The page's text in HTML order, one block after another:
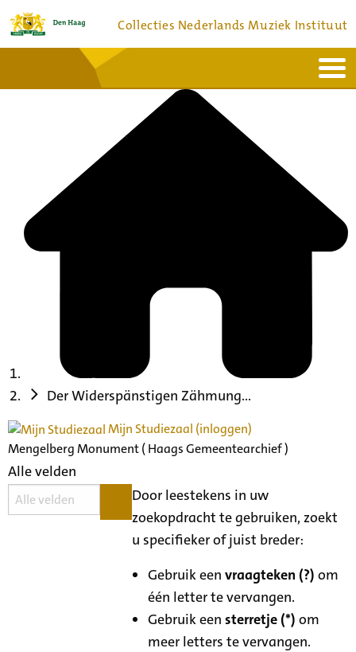
Collecties Nederlands Muziek Instituut
Bronnen en collecties
Der Widerspänstigen Zähmung...
Mijn Studiezaal (inloggen)
Mengelberg Monument ( Haags Gemeentearchief )
Alle velden
Door leestekens in uw
zoekopdracht te gebruiken, zoekt
u specifieker of juist breder:
Gebruik eenvraagteken (?) om
één letter te vervangen.
Gebruik eensterretje (*) om
meer letters te vervangen.